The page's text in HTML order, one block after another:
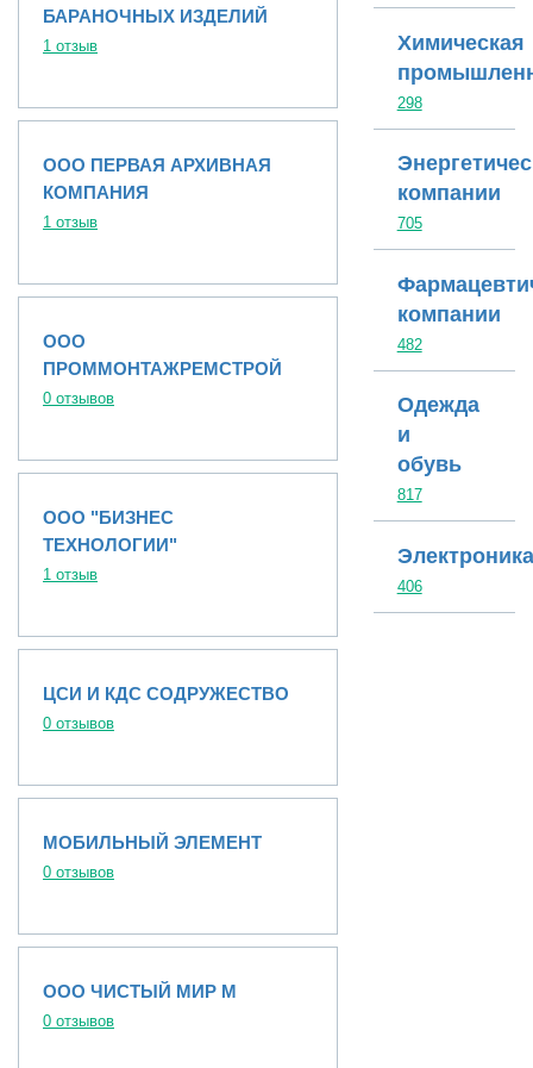
БАРАНОЧНЫХ ИЗДЕЛИЙ
1 отзыв
ООО ПЕРВАЯ АРХИВНАЯ
КОМПАНИЯ
1 отзыв
ООО
ПРОММОНТАЖРЕМСТРОЙ
0 отзывов
ООО "БИЗНЕС
ТЕХНОЛОГИИ"
1 отзыв
ЦСИ И КДС СОДРУЖЕСТВО
0 отзывов
МОБИЛЬНЫЙ ЭЛЕМЕНТ
0 отзывов
ООО ЧИСТЫЙ МИР М
0 отзывов
Химическая
298
компании
705
компании
482
Одежда
и
обувь
817
Электроника
406